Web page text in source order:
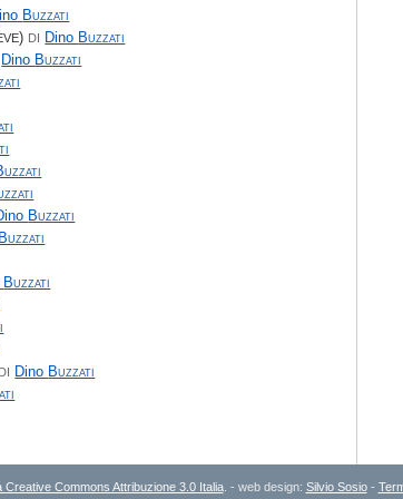
Buzzati
) DI Dino Buzzati
Dino Buzzati
Buzzati
Buzzati
Buzzati
DI Dino Buzzati
Creative Commons Attribuzione 3.0 Italia. - web design: Silvio Sosio-